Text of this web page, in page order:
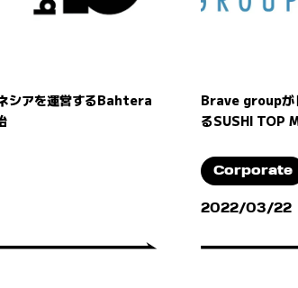
シアを運営するBahtera
Brave groupが
るSUSHI TOP
Corporate
2022/03/22